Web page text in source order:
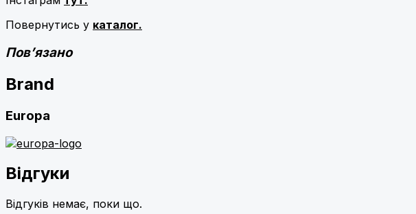
Повернутись у каталог.
Пов’язано
Brand
Europa
Відгуки
Відгуків немає, поки що.